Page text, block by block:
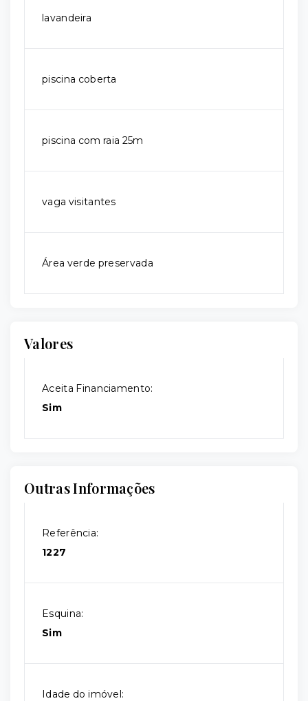
lavandeira
piscina coberta
piscina com raia 25m
vaga visitantes
Área verde preservada
Valores
Aceita Financiamento:
Sim
Outras Informações
Referência:
1227
Esquina:
Sim
Idade do imóvel: